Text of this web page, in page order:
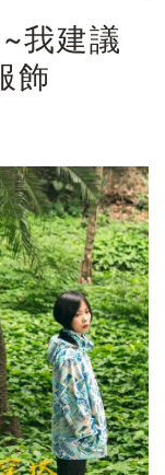
我建議
飾